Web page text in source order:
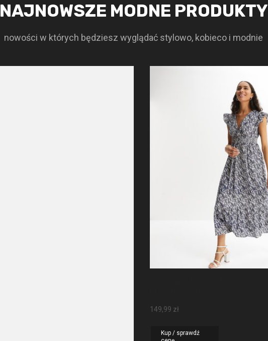
NAJNOWSZE MODNE PRODUKTY
nowości w których będziesz wyglądać stylowo, kobieco i modnie
149,99 zł
Kup / sprawdź